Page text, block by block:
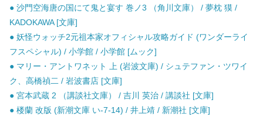
● 沙門空海唐の国にて鬼と宴す 巻ノ3 （角川文庫） / 夢枕 獏 /
KADOKAWA [文庫]
● 妖怪ウォッチ2元祖本家オフィシャル攻略ガイド (ワンダーライ
フスペシャル) / 小学館 / 小学館 [ムック]
● マリー・アントワネット 上 (岩波文庫) / シュテファン・ツワイ
ク、高橋禎二 / 岩波書店 [文庫]
● 宮本武蔵 2 （講談社文庫） / 吉川 英治 / 講談社 [文庫]
● 楼蘭 改版 (新潮文庫 い-7-14) / 井上靖 / 新潮社 [文庫]